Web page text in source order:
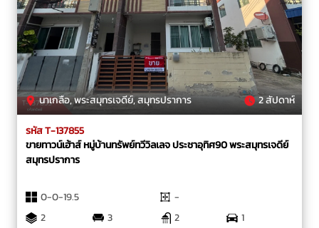
นาเกลือ, พระสมุทรเจดีย์, สมุทรปราการ 2 สัปดาห์
รหัส T-137855
ขายทาวน์เฮ้าส์ หมู่บ้านทรัพย์ทวีวิลเลจ ประชาอุทิศ90 พระสมุทรเจดีย์
สมุทรปราการ
0-0-19.5
-
2
3 2 1